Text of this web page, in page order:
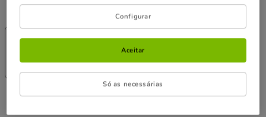
Peso:10 kg
-25% na 2ª
un.
17.99€
-25% na 2ª
un.
Preço 70.99€, 7.10 EUR por kg
70.99€
Configurar
Só as necessárias
Aceitar